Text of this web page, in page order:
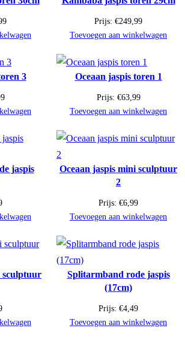
Prijs: €249,99
Toevoegen aan winkelwagen
3 Oceaan jaspis toren 1
Prijs: €63,99
Toevoegen aan winkelwagen
jaspis
Oceaan jaspis mini sculptuur
2
Prijs: €6,99
Toevoegen aan winkelwagen
sculptuur
Splitarmband rode jaspis
(17cm)
Prijs: €4,49
Toevoegen aan winkelwagen